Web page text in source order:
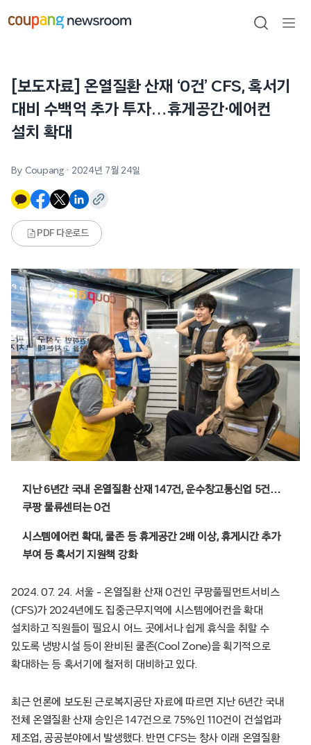
건너뛰기
검색
[보도자료] 온열질환 산재 ‘0건’ CFS, 혹서기
대비 수백억 추가 투자…휴게공간·에어컨
설치 확대
By Coupang · 2024년 7월 24일
PDF 다운로드
지난 6년간 국내 온열질환 산재 147건, 운수창고통신업 5건…
쿠팡 물류센터는 0건
시스템에어컨 확대, 쿨존 등 휴게공간 2배 이상, 휴게시간 추가
부여 등 혹서기 지원책 강화
2024. 07. 24. 서울 – 온열질환 산재 0건인 쿠팡풀필먼트서비스
(CFS)가 2024년에도 집중근무지역에 시스템에어컨을 확대
설치하고 직원들이 필요시 어느 곳에서나 쉽게 휴식을 취할 수
있도록 냉방시설 등이 완비된 쿨존(Cool Zone)을 획기적으로
확대하는 등 혹서기에 철저히 대비하고 있다.
최근 언론에 보도된 근로복지공단 자료에 따르면 지난 6년간 국내
전체 온열질환 산재 승인은 147건으로 75%인 110건이 건설업과
제조업, 공공분야에서 발생했다. 반면 CFS는 창사 이래 온열질환